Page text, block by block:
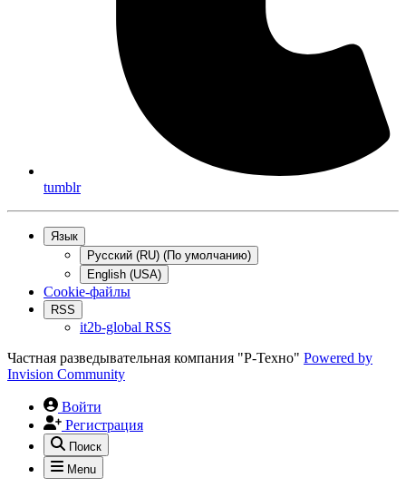
tumblr
Язык
Русский (RU) (По умолчанию)
English (USA)
Cookie-файлы
RSS
it2b-global RSS
Частная разведывательная компания "Р-Техно" Powered by
Invision Community
Войти
Регистрация
Поиск
Menu